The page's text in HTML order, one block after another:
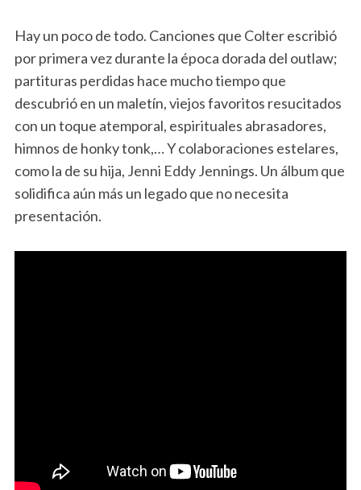
Hay un poco de todo. Canciones que Colter escribió
por primera vez durante la época dorada del outlaw;
partituras perdidas hace mucho tiempo que
descubrió en un maletín, viejos favoritos resucitados
con un toque atemporal, espirituales abrasadores,
himnos de honky tonk,… Y colaboraciones estelares,
como la de su hija, Jenni Eddy Jennings. Un álbum que
solidifica aún más un legado que no necesita
presentación.